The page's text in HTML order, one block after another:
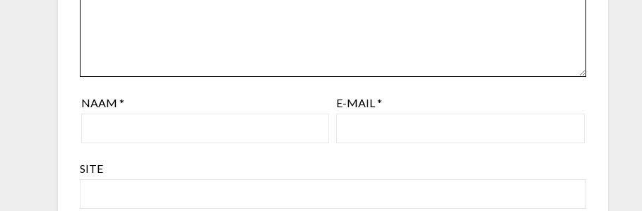
NAAM* E-MAIL*
SITE